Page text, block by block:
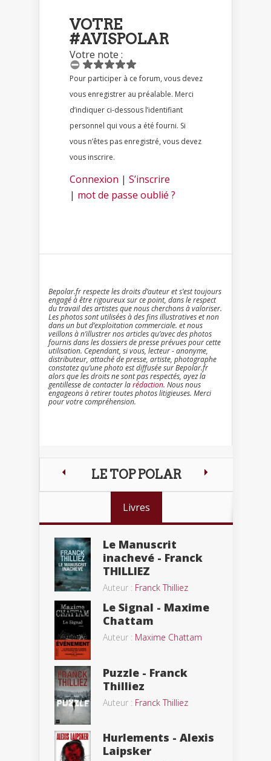
VOTRE
#AVISPOLAR
Votre note :
Pour participer à ce forum, vous devez
vous enregistrer au préalable. Merci
d’indiquer ci-dessous l’identifiant
personnel qui vous a été fourni. Si
vous n’êtes pas enregistré, vous devez
vous inscrire.
Connexion | S’inscrire
| mot de passe oublié ?
Bepolar.fr respecte les droits d’auteur et s’est toujours
engagé à être rigoureux sur ce point, dans le respect
du travail des artistes que nous cherchons à valoriser.
Les photos sont utilisées à des fins illustratives et non
dans un but d’exploitation commerciale. et nous
veillons à n’illustrer nos articles qu’avec des photos
fournis dans les dossiers de presse prévues pour cette
utilisation. Cependant, si vous, lecteur - anonyme,
distributeur, attaché de presse, artiste, photographe
constatez qu’une photo est diffusée sur Bepolar.fr
alors que les droits ne sont pas respectés, ayez la
gentillesse de contacter larédaction. Nous nous
engageons à retirer toutes photos litigieuses. Merci
pour votre compréhension.
LE TOP POLAR
Livres
Le Manuscrit
inachevé - Franck
THILLIEZ
Auteur : Franck Thilliez
Le Signal - Maxime
Chattam
Auteur : Maxime Chattam
Puzzle - Franck
Thilliez
Auteur : Franck Thilliez
Hurlements - Alexis
Laipsker